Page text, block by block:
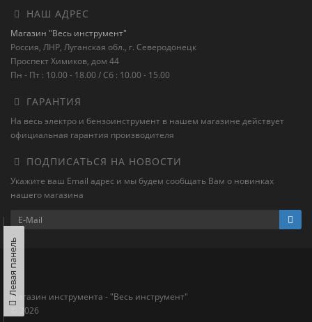
НАШ АДРЕС
Магазин "Весь инструмент"
Россия, ЛНР, Луганская обл., г. Северодонецк
Проспект Химиков, дом 44
Пн - Пт : 10.00 - 18.00 / Сб : 10.00 - 15.00
ГАРАНТИЯ
На весь электро и бензоинструмент в нашем магазине действует
официальная гарантия производителя
ПОДПИСАТЬСЯ НА НОВОСТИ
Укажите ваш Email адрес и мы будем сообщать Вам о новинках
нашего магазина
Магазин инструмента - "Весь инструмент"
© 2026
Левая панель